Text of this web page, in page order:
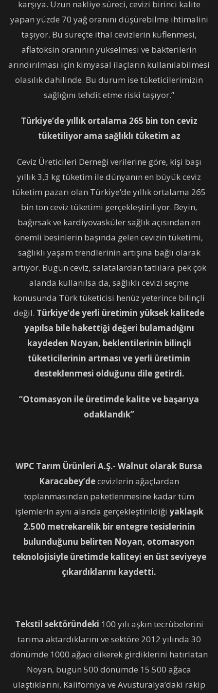
karşıya. Uzun nakliye süreci, cevizi birinci kalite
yapan yüzde 70 yağ oranını düşürebilme ihtimalini
taşıyor. Bu süreçte ithal cevizlerin küflenmesi,
aflatoksin oranının yükselmesi ve bakterilerin
arındırılması için kimyasal ilaçların kullanılabilmesi
olasılık dahilinde. Bu durum ise tüketicilerimizin
sağlığını tehdit etme riski taşıyor.”
Türkiye’de yıllık ortalama 265 bin ton ceviz
tüketiliyor ama sağlıklı tüketim az
Ceviz Üreticileri Derneği verilerine göre, kişi başı
yıllık 3,3 kg tüketim ile dünyanın en büyük ceviz
tüketim pazarı olan Türkiye’de yıllık ortalama 265
bin ton ceviz tüketimi gerçekleştiriliyor. Beyin,
bağırsak ve kardiyovasküler sağlık açısından en
önemli besinlerin başında gelen cevizin tüketimi,
sağlıklı yaşam trendlerinin artışına bağlı olarak
artıyor. Bugün ceviz, salatalardan tatlılara pek çok
alanda kullanılsa da, sağlıklı cevizi seçme
konusunda Türk tüketicisi henüz yeterince bilinçli
değil. Türkiye’de yerli üretimin yüksek kalitede
yapılsa bile hakettiği değeri bulamadığını
kaydeden Noyan, beklentilerinin bilinçli
tüketicilerinin artması ve yerli üretimin
desteklenmesi olduğunu dile getirdi.
“Otomasyon ile üretimde kalite ve başarıya
odaklandık”
WPC Tarım Ürünleri A.Ş.- Walnut olarak Bursa
Karacabey’decevizlerin ağaçlardan
toplanmasından paketlenmesine kadar tüm
işlemlerin aynı alanda gerçekleştirildiği yaklaşık
2.500 metrekarelik bir entegre tesislerinin
bulunduğunu belirten Noyan, otomasyon
teknolojisiyle üretimde kaliteyi en üst seviyeye
çıkardıklarını kaydetti.
Tekstil sektöründeki 100 yılı aşkın tecrübelerini
tarıma aktardıklarını ve sektöre 2012 yılında 30
dönümde 1000 ağacı dikerek girdiklerini hatırlatan
Noyan, bugün 500 dönümde 15.500 ağaca
ulaştıklarını, Kaliforniya ve Avusturalya’daki rakip